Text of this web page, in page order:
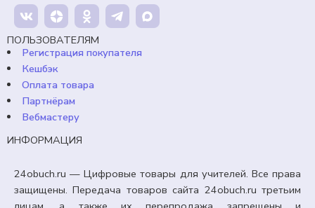
ПОЛЬЗОВАТЕЛЯМ
Регистрация покупателя
Кешбэк
Оплата товара
Партнёрам
Вебмастеру
ИНФОРМАЦИЯ
24obuch.ru — Цифровые товары для учителей. Все права
защищены. Передача товаров сайта 24obuch.ru третьим